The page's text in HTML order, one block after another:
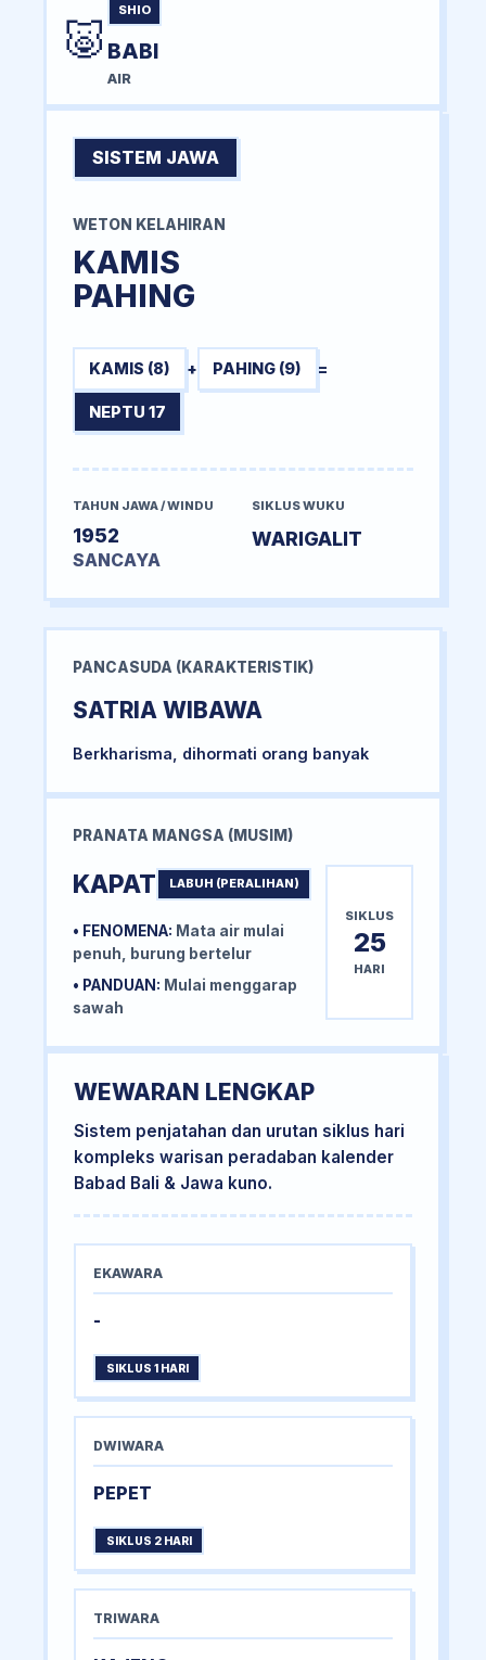
🐷
SHIO
BABI
AIR
SISTEM JAWA
WETON KELAHIRAN
KAMIS
PAHING
KAMIS (8) + PAHING (9) =
NEPTU 17
TAHUN JAWA / WINDU
1952
SANCAYA
SIKLUS WUKU
WARIGALIT
PANCASUDA (KARAKTERISTIK)
SATRIA WIBAWA
Berkharisma, dihormati orang banyak
PRANATA MANGSA (MUSIM)
KAPAT LABUH (PERALIHAN)
• FENOMENA: Mata air mulai
penuh, burung bertelur
• PANDUAN: Mulai menggarap
sawah
SIKLUS
25
HARI
WEWARAN LENGKAP
Sistem penjatahan dan urutan siklus hari
kompleks warisan peradaban kalender
Babad Bali & Jawa kuno.
EKAWARA
-
SIKLUS 1 HARI
DWIWARA
PEPET
SIKLUS 2 HARI
TRIWARA